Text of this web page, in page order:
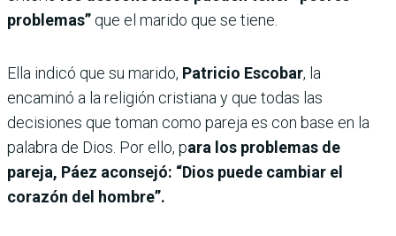
problemas” que el marido que se tiene.
Ella indicó que su marido, Patricio Escobar, la
encaminó a la religión cristiana y que todas las
decisiones que toman como pareja es con base en la
palabra de Dios. Por ello, para los problemas de
pareja, Páez aconsejó: “Dios puede cambiar el
corazón del hombre”.